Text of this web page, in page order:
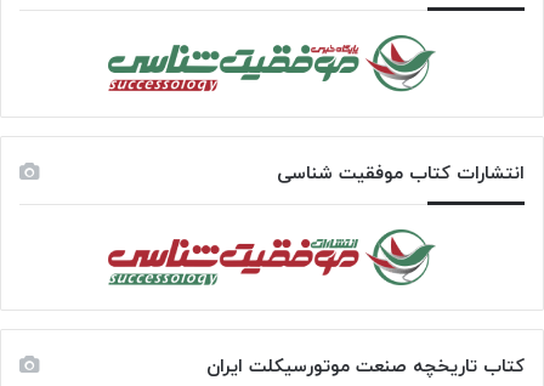
انتشارات کتاب موفقیت شناسی
کتاب تاریخچه صنعت موتورسیکلت ایران